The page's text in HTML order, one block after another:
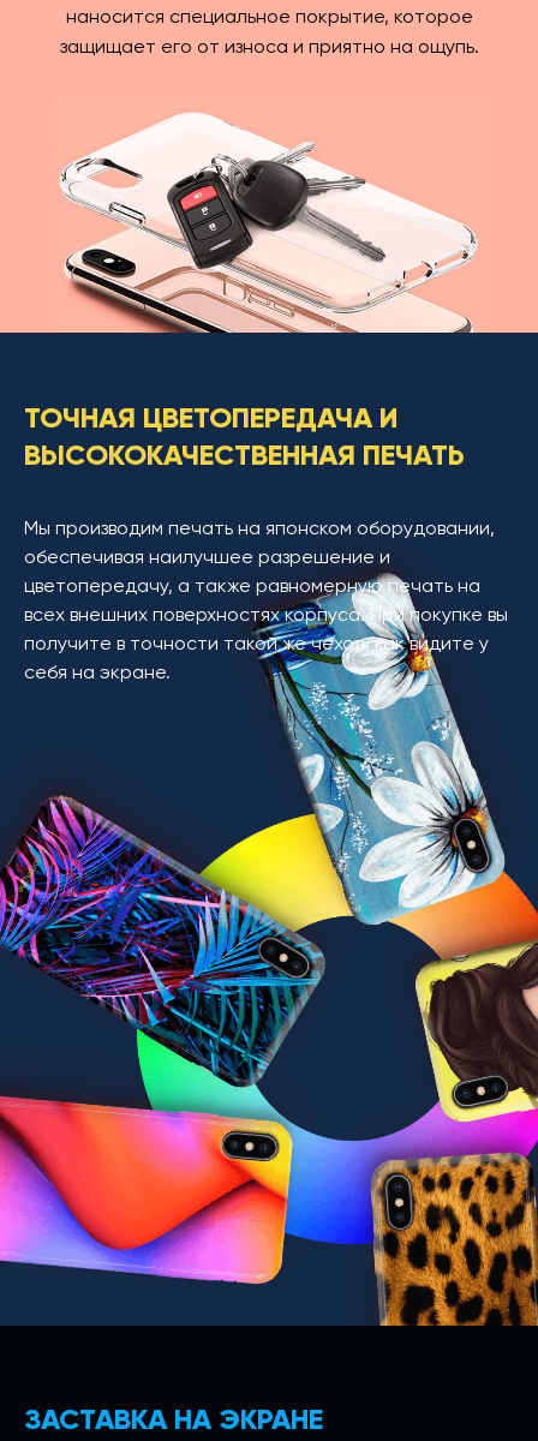
наносится специальное покрытие, которое
защищает его от износа и приятно на ощупь.
ТОЧНАЯ ЦВЕТОПЕРЕДАЧА И
ВЫСОКОКАЧЕСТВЕННАЯ ПЕЧАТЬ
Мы производим печать на японском оборудовании,
обеспечивая наилучшее разрешение и
цветопередачу, а также равномерную печать на
всех внешних поверхностях корпуса. При покупке вы
получите в точности такой же чехол, как видите у
себя на экране.
ЗАСТАВКА НА ЭКРАНЕ